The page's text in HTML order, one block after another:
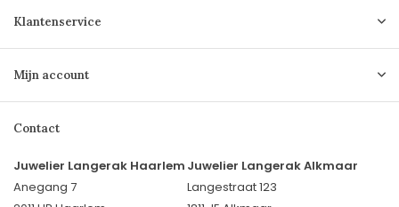
Klantenservice
Mijn account
Contact
Juwelier Langerak Haarlem
Anegang 7
Juwelier Langerak Alkmaar
Langestraat 123